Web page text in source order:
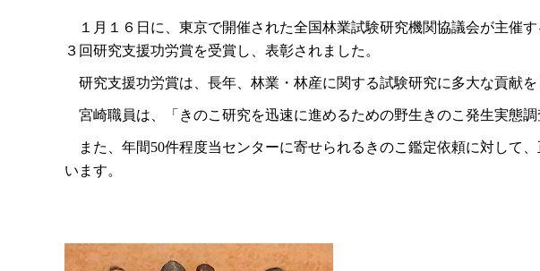
１月１６日に、東京で開催された全国林業試験研究機関協議会が主催
３回研究支援功労賞を受賞し、表彰されました。
研究支援功労賞は、長年、林業・林産に関する試験研究に多大な貢献
宮崎職員は、「きのこ研究を迅速に進めるための野生きのこ発生実態
また、年間50件程度当センターに寄せられるきのこ鑑定依頼に対して
います。